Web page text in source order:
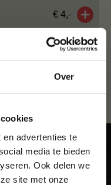
Over
en advertenties te
media te bieden
Ook delen we
site met onze
€ 4,-
€ 4,-
op je eerste